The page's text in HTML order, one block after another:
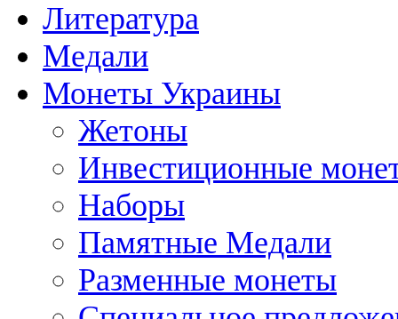
Литература
Медали
Монеты Украины
Жетоны
Инвестиционные
Наборы
Памятные Медали
Разменные монеты